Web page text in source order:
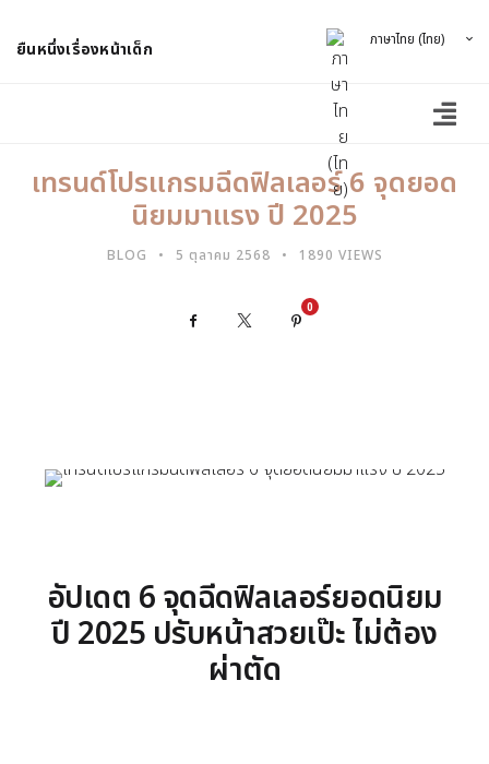
ยืนหนึ่งเรื่องหน้าเด็ก ภาษาไทย (ไทย)
เทรนด์โปรแกรมฉีดฟิลเลอร์ 6 จุดยอด
นิยมมาแรง ปี 2025
5 ตุลาคม 2568
BLOG 1890 VIEWS
Facebook
0
อัปเดต 6 จุดฉีดฟิลเลอร์ยอดนิยม
ปี 2025 ปรับหน้าสวยเป๊ะ ไม่ต้อง
ผ่าตัด